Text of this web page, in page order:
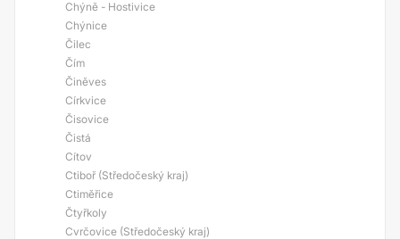
Chýně - Hostivice
Chýnice
Čilec
Čím
Činěves
Církvice
Čisovice
Čistá
Cítov
Ctiboř (Středočeský kraj)
Ctiměřice
Čtyřkoly
Cvrčovice (Středočeský kraj)